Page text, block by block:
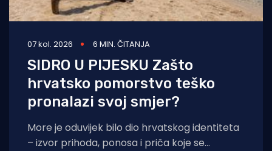
07 kol. 2026 6 MIN. ČITANJA
SIDRO U PIJESKU Zašto
hrvatsko pomorstvo teško
pronalazi svoj smjer?
More je oduvijek bilo dio hrvatskog identiteta
– izvor prihoda, ponosa i priča koje se